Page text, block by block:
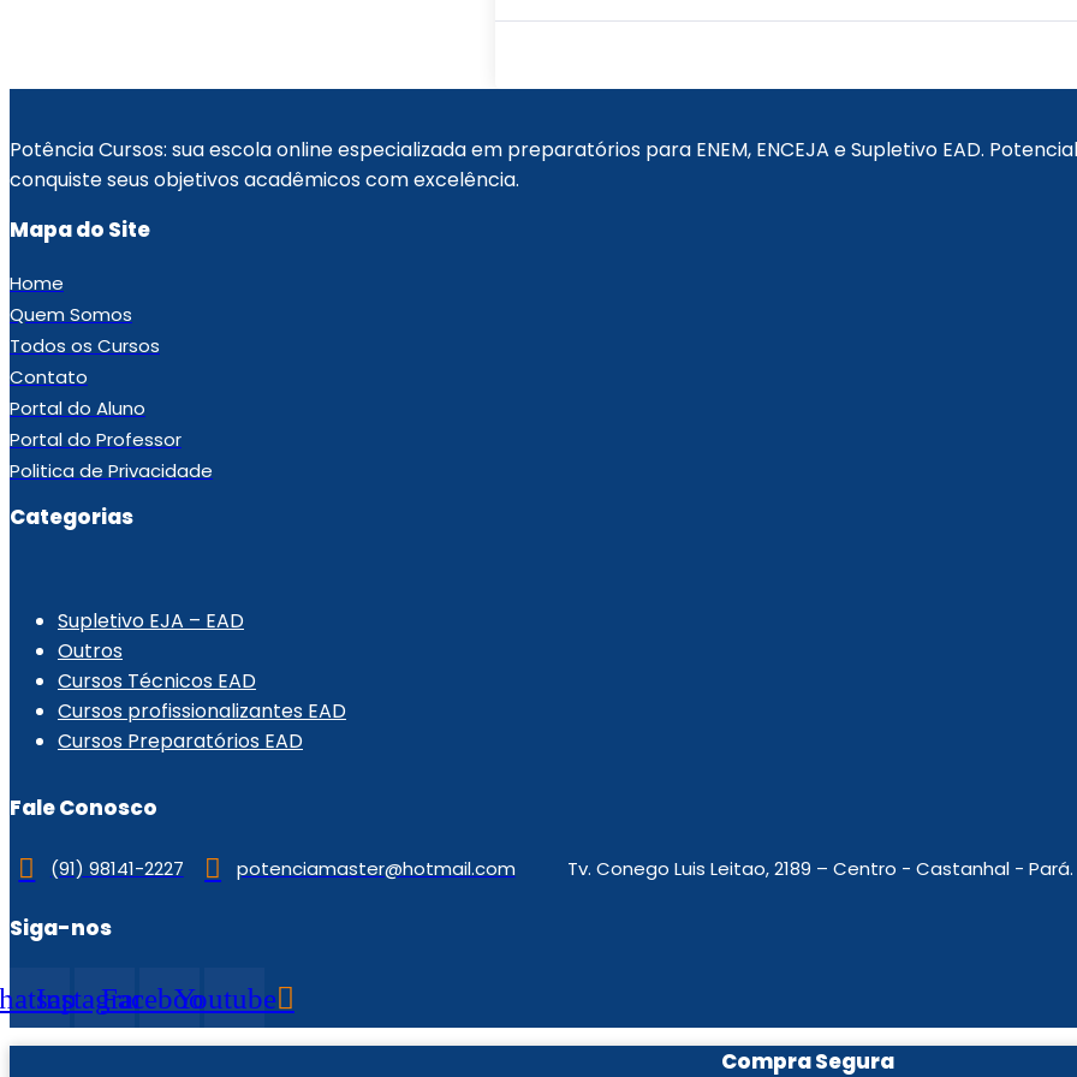
Potência Cursos: sua escola online especializada em preparatórios para ENEM, ENCEJA e Supletivo EAD.
conquiste seus objetivos acadêmicos com excelência.
Mapa do Site
Home
Quem Somos
Todos os Cursos
Contato
Portal do Aluno
Portal do Professor
Politica de Privacidade
Categorias
Supletivo EJA – EAD
Outros
Cursos Técnicos EAD
Cursos profissionalizantes EAD
Cursos Preparatórios EAD
Fale Conosco
(91) 98141-2227 potenciamaster@hotmail.com Tv. Conego Luis Leitao, 2189 – Centro - Castanhal - Pará.
Siga-nos
InstagramFacebookYoutube
Compra Segura